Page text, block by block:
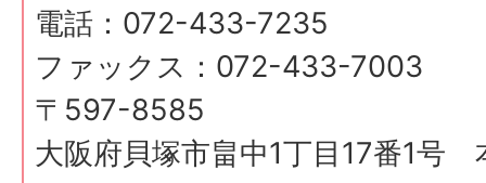
電話：072-433-7235
ファックス：072-433-7003
〒597-8585
大阪府貝塚市畠中1丁目17番1号